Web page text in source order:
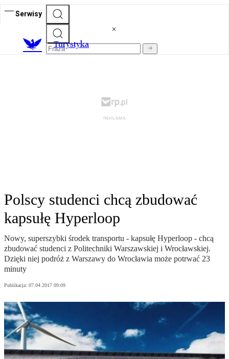
Serwisy
Turystyka
Polscy studenci chcą zbudować
kapsułę Hyperloop
Nowy, superszybki środek transportu - kapsułę Hyperloop - chcą
zbudować studenci z Politechniki Warszawskiej i Wrocławskiej.
Dzięki niej podróż z Warszawy do Wrocławia może potrwać 23
minuty
Publikacja: 07.04.2017 09:09